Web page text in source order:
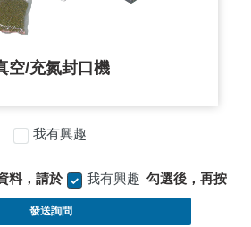
空/充氮封口機
我有興趣
料，請於 我有興趣 勾選後，再按
發送詢問